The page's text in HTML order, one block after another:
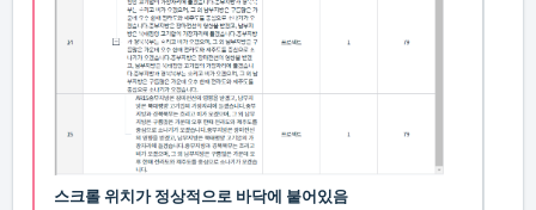
스크롤 위치가 정상적으로 바닥에 붙어있음